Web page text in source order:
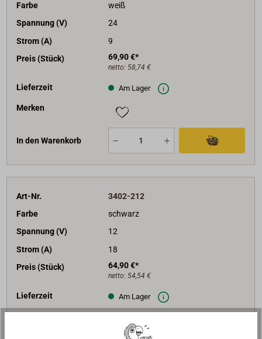
Farbe
weiß
Spannung (V)
24
Strom (A)
9
Preis (Stück)
69,90 €*
netto: 58,74 €
Lieferzeit Am Lager
Merken
In den Warenkorb
Art-Nr.
3402-212
Farbe
schwarz
Spannung (V)
12
Strom (A)
18
Preis (Stück)
64,90 €*
netto: 54,54 €
Lieferzeit Am Lager